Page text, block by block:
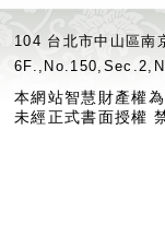
104 台北市中山區
本網站智慧財產權
未經正式書面授權